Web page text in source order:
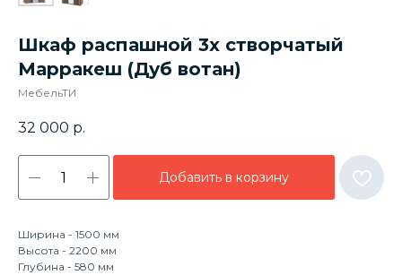
Шкаф распашной 3х створчатый
Марракеш (Дуб вотан)
МебельТИ
32 000 р.
Добавить в корзину
Ширина - 1500 мм
Высота - 2200 мм
Глубина - 580 мм